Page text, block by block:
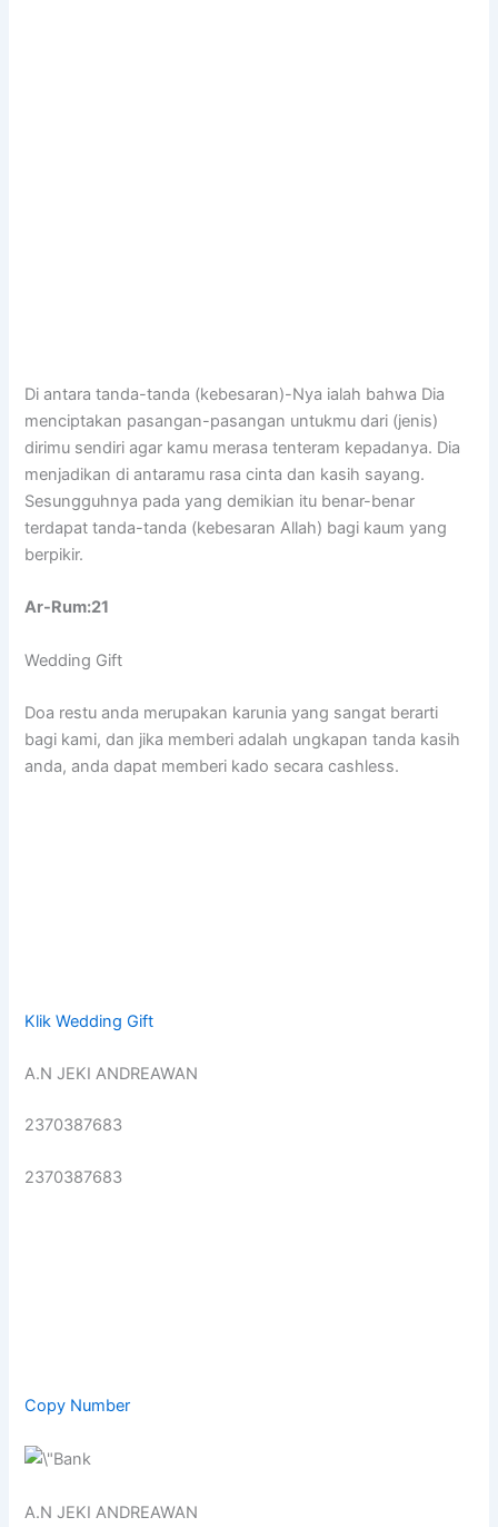
Di antara tanda-tanda (kebesaran)-Nya ialah bahwa Dia
menciptakan pasangan-pasangan untukmu dari (jenis)
dirimu sendiri agar kamu merasa tenteram kepadanya. Dia
menjadikan di antaramu rasa cinta dan kasih sayang.
Sesungguhnya pada yang demikian itu benar-benar
terdapat tanda-tanda (kebesaran Allah) bagi kaum yang
berpikir.
Ar-Rum:21
Wedding Gift
Doa restu anda merupakan karunia yang sangat berarti
bagi kami, dan jika memberi adalah ungkapan tanda kasih
anda, anda dapat memberi kado secara cashless.
Klik Wedding Gift
A.N JEKI ANDREAWAN
2370387683
2370387683
Copy Number
A.N JEKI ANDREAWAN